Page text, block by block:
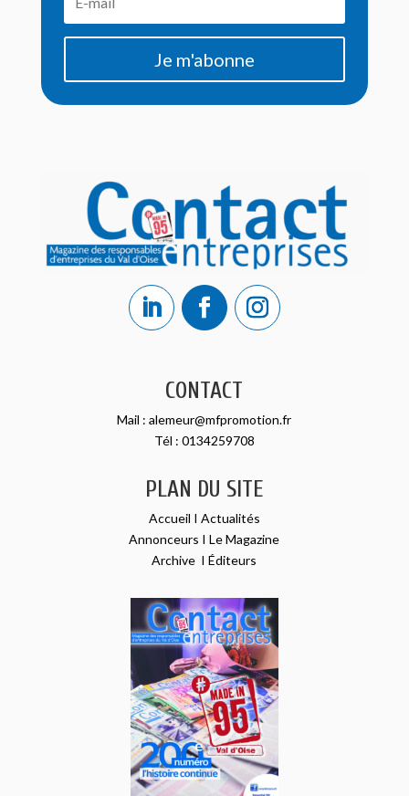
Je m'abonne
CONTACT
Mail :alemeur@mfpromotion.fr
Tél : 0134259708
PLAN DU SITE
Accueil I Actualités
Annonceurs ILe Magazine
Archive IÉditeurs